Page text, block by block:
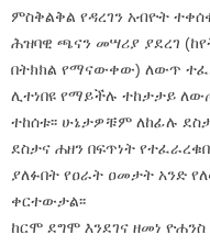
ምስቅልቅል የዳረገን አብዮት
ሕዝባዊ ጫናን መሣሪያ ያደረገ
በትክክል የማናውቀው) ለውጥ
ሊተነበዩ የማይችሉ ተከታታይ
ተከሰቱ፡፡ ሁኔታዎቹም ለከፊሉ
ደስታና ሐዘን በፍጥነት
ያለፉበት የዐራት ዐመታት አንድ
ቀርተውታል፡፡
ከርሞ ደግሞ እንደገና ዘመነ